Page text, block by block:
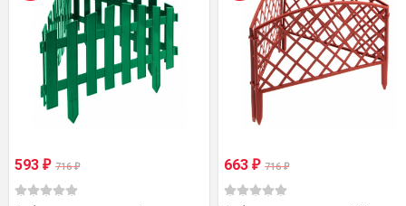
593 ₽ 716₽ 663 ₽ 716₽